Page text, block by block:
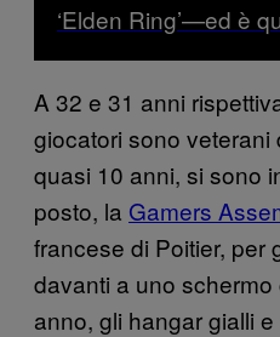
‘Elden Ring’—ed è
A 32 e 31 anni
giocatori sono
quasi 10 anni, si sono
posto, la Gamers
francese di Poitier, per
davanti a uno schermo
anno, gli hangar gialli